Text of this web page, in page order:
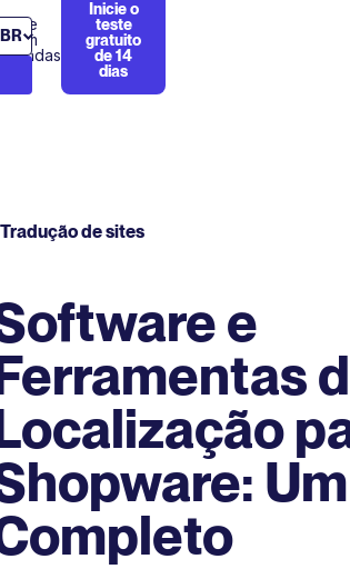
Fale
com
vendas
Inicie o
teste
gratuito
de 14
dias
Tradução de sites
e